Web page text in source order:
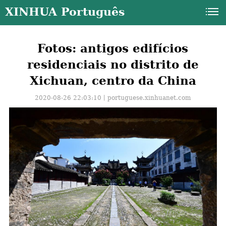
XINHUA Português
Fotos: antigos edifícios
residenciais no distrito de
Xichuan, centro da China
2020-08-26 22:03:10丨portuguese.xinhuanet.com